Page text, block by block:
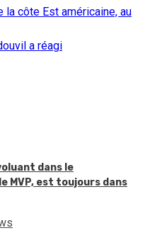
côte Est américaine, au
a réagi
dans le
MVP, est toujours dans